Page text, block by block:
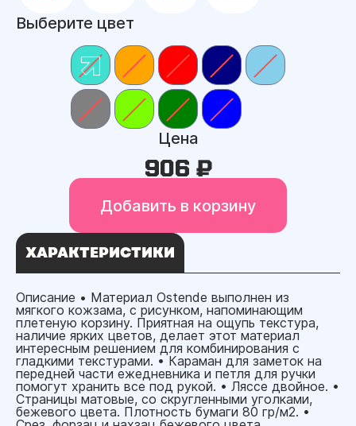
Выберите цвет
Цена
906 ₽
Добавить в корзину
ХАРАКТЕРИСТИКИ
Описание • Материал Ostende выполнен из
мягкого кожзама, с рисунком, напоминающим
плетеную корзину. Приятная на ощупь текстура,
наличие ярких цветов, делает этот материал
интересным решением для комбинирования с
гладкими текстурами. • Караман для заметок на
передней части ежедневника и петля для ручки
помогут хранить все под рукой. • Ляссе двойное. •
Страницы матовые, со скругленными уголками,
бежевого цвета. Плотность бумаги 80 гр/м2. •